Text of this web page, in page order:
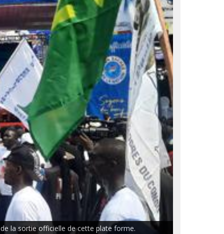
la sortie officielle de cette plate forme.